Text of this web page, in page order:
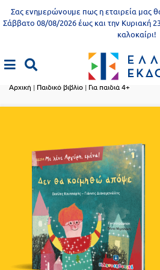
Σας ενημερώνουμε πως η εταιρεία μας
Σάββατο 08/08/2026 έως και την Κυριακή
καλοκαίρι!
X
ενήλικες
Αποκλειστική
διάθεση
Trivia
Books
- Η
γνώση
είναι
Προδημοτική
εκπαίδευση
αφίσες
Βιβλία
νηπιαγωγείου
Ελληνίζειν
Δημοτικό
Α΄
Τάξη
Παιδικό βιβλίο
Αρχική | Παιδικό βιβλίο | Για παιδιά 4+